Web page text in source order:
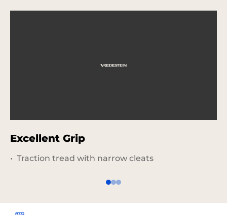
Excellent Grip
Traction tread with narrow cleats